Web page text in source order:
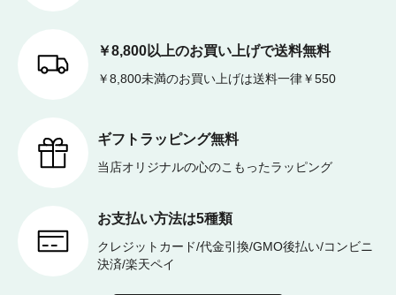
￥8,800以上のお買い上げで送料無料
￥8,800未満のお買い上げは送料一律￥550
ギフトラッピング無料
当店オリジナルの心のこもったラッピング
お支払い方法は5種類
クレジットカード/代金引換/GMO後払い/コンビニ
決済/楽天ペイ